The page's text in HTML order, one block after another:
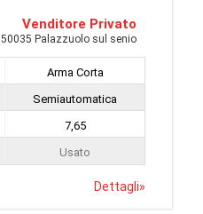
Venditore Privato
50035 Palazzuolo sul senio
Arma Corta
Semiautomatica
7,65
Usato
Dettagli»